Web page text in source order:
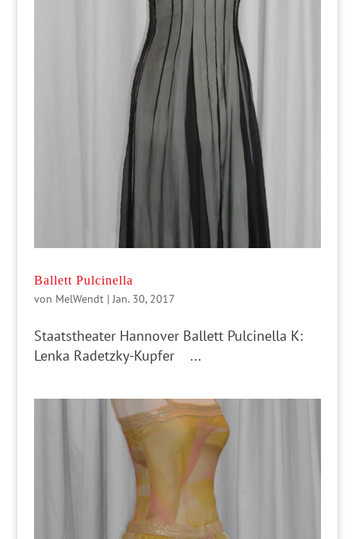
Ballett Pulcinella
von MelWendt|Jan. 30, 2017
Staatstheater Hannover Ballett Pulcinella K:
Lenka Radetzky-Kupfer ...